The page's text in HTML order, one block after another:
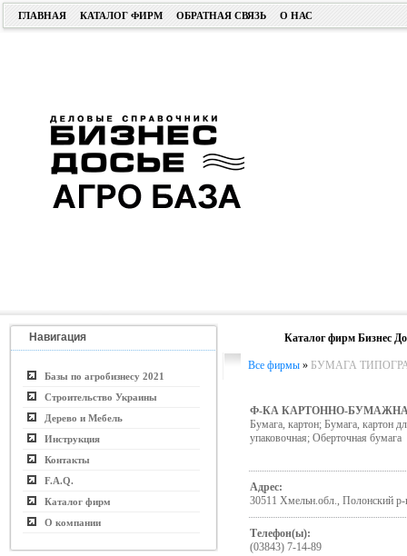
ГЛАВНАЯ КАТАЛОГ ФИРМ ОБРАТНАЯ СВЯЗЬ О НАС
Навигация
Базы по агробизнесу 2021
Строительство Украины
Дерево и Мебель
Инструкция
Контакты
F.A.Q.
Каталог фирм
О компании
Каталог фирм Бизнес
Все фирмы » БУМАГА
Ф-КА КАРТОННО-
Бумага, картон; Бумага, картон
упаковочная; Оберточная бумага
Адрес:
30511 Хмельн.обл., Полонский
Телефон(ы):
(03843) 7-14-89